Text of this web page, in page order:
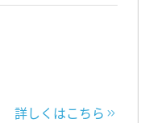
詳しくはこちら